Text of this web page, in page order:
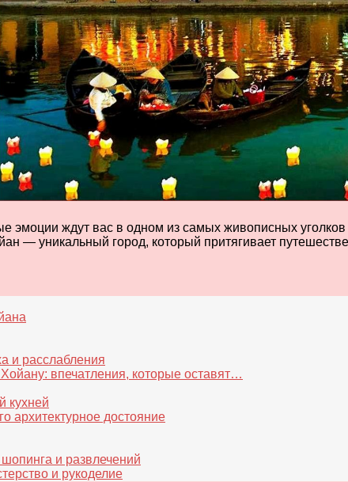
ждут вас в одном из самых живописных
— уникальный город, который притягивает
и расслабления
впечатления, которые оставят…
кухней
архитектурное достояние
и развлечений
и рукоделие